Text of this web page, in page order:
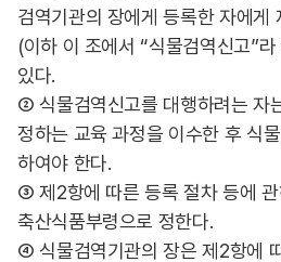
검역기관의 장에게 등록한 자에게
(이하 이 조에서 “식물검역신고”
있다.
② 식물검역신고를 대행하려는 자
정하는 교육 과정을 이수한 후 식
하여야 한다.
③ 제2항에 따른 등록 절차 등에
축산식품부령으로 정한다.
④ 식물검역기관의 장은 제2항에